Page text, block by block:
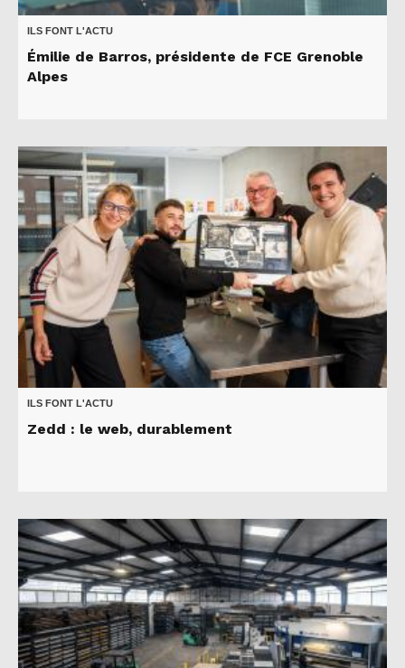
ILS FONT L'ACTU
Émilie de Barros, présidente de FCE Grenoble
Alpes
ILS FONT L'ACTU
Zedd : le web, durablement